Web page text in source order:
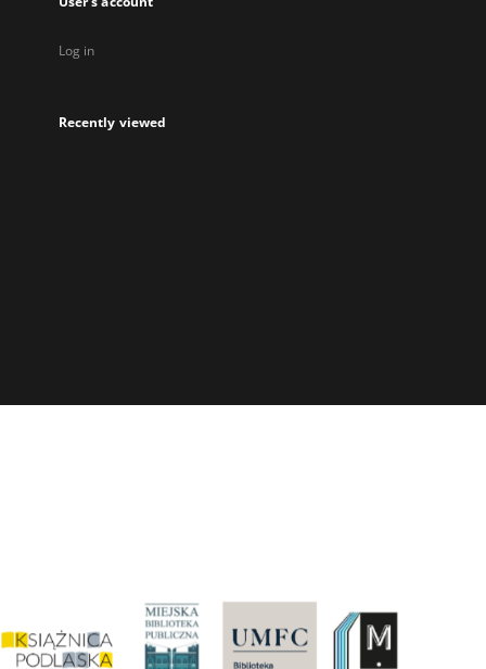
Log in
Recently viewed